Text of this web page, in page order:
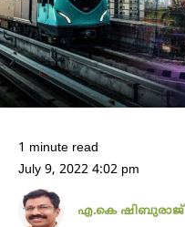
1 minute read
July 9, 2022 4:02 pm
എ.കെ ഷിബുരാജ്